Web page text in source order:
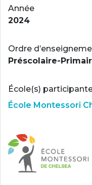
Année
2024
Ordre
Préscolaire-
École(s)
École Montessori